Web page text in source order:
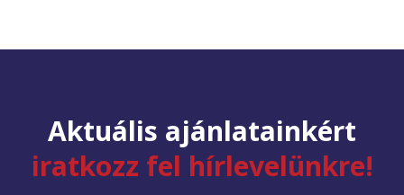
Aktuális ajánlatainkért
iratkozz fel hírlevelünkre!